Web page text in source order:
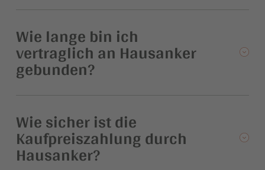
Wie lange bin ich
vertraglich an Hausanker
gebunden?
Wie sicher ist die
Kaufpreiszahlung durch
Hausanker?